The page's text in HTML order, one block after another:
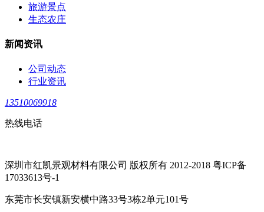
旅游景点
生态农庄
新闻资讯
公司动态
行业资讯
13510069918
热线电话
深圳市红凯景观材料有限公司 版权所有 2012-2018 粤ICP备
17033613号-1
东莞市长安镇新安横中路33号3栋2单元101号